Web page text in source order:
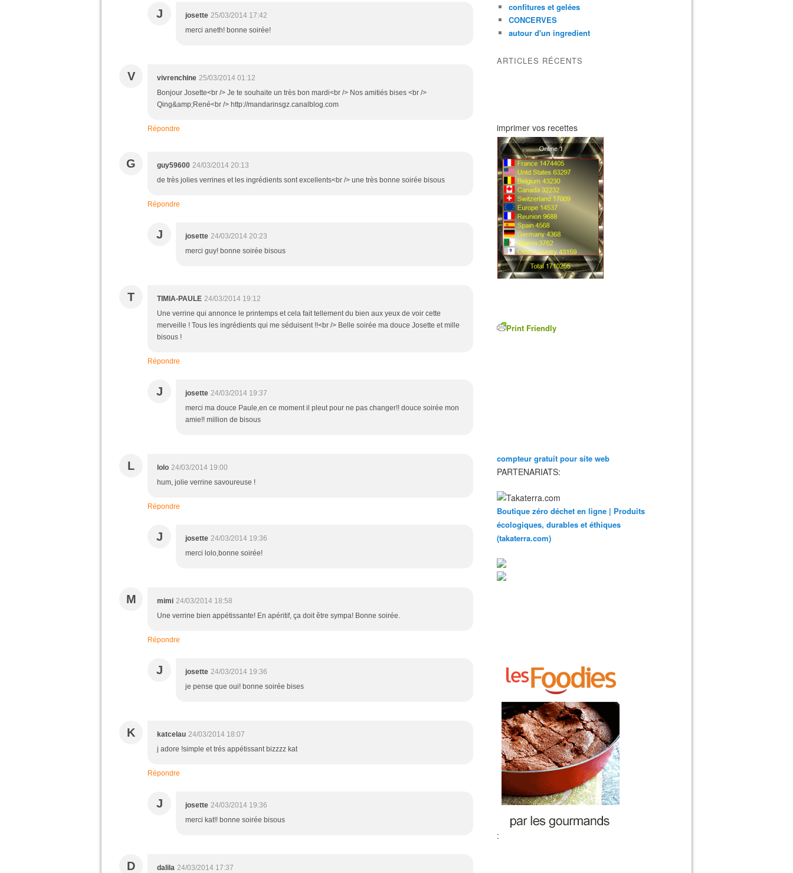
J josette 25/03/2014 17:42
merci aneth! bonne soirée!
V vivrenchine 25/03/2014 01:12
Bonjour Josette<br /> Je te souhaite un très bon mardi<br /> Nos amitiés bises <br />
Qing&amp;René<br /> http://mandarinsgz.canalblog.com
Répondre
G guy59600 24/03/2014 20:13
de très jolies verrines et les ingrédients sont excellents<br /> une très bonne soirée bisous
Répondre
J josette 24/03/2014 20:23
merci guy! bonne soirée bisous
T TIMIA-PAULE 24/03/2014 19:12
Une verrine qui annonce le printemps et cela fait tellement du bien aux yeux de voir cette
merveille ! Tous les ingrédients qui me séduisent !!<br /> Belle soirée ma douce Josette et mille
bisous !
Répondre
J josette 24/03/2014 19:37
merci ma douce Paule,en ce moment il pleut pour ne pas changer!! douce soirée mon
amie!! million de bisous
L lolo 24/03/2014 19:00
hum, jolie verrine savoureuse !
Répondre
J josette 24/03/2014 19:36
merci lolo,bonne soirée!
M mimi 24/03/2014 18:58
Une verrine bien appétissante! En apéritif, ça doit être sympa! Bonne soirée.
Répondre
J josette 24/03/2014 19:36
je pense que oui! bonne soirée bises
K katcelau 24/03/2014 18:07
j adore !simple et trés appétissant bizzzz kat
Répondre
J josette 24/03/2014 19:36
merci kat!! bonne soirée bisous
D dalila 24/03/2014 17:37
confitures et gelées
CONCERVES
autour d'un ingredient
ARTICLES RÉCENTS
imprimer vos recettes
Print Friendly
compteur gratuit pour site web
PARTENARIATS:
Boutique zéro déchet en ligne | Produits
écologiques, durables et éthiques
(takaterra.com)
: